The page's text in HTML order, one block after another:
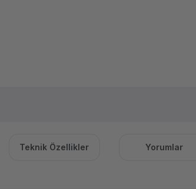
Teknik Özellikler Yorumlar